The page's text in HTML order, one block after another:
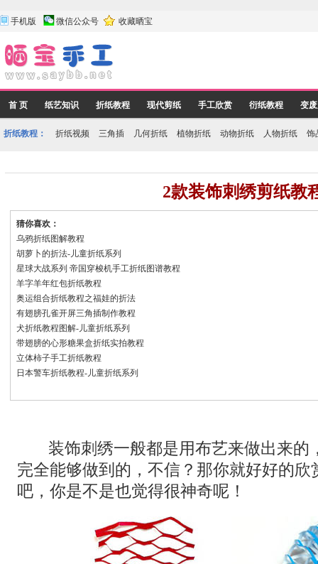
手机版 微信公众号 收藏晒宝
首 页 纸艺知识 折纸教程 现代剪纸 手工欣赏 衍纸教程 变
折纸教程： 折纸视频 三角插 几何折纸 植物折纸 动物折纸 人物折纸 饰
2款装饰刺绣剪纸教
猜你喜欢：
乌鸦折纸图解教程
胡萝卜的折法-儿童折纸系列
星球大战系列 帝国穿梭机手工折纸图谱教程
羊字羊年红包折纸教程
奥运组合折纸教程之福娃的折法
有翅膀孔雀开屏三角插制作教程
犬折纸教程图解-儿童折纸系列
带翅膀的心形糖果盒折纸实拍教程
立体柿子手工折纸教程
日本警车折纸教程-儿童折纸系列
装饰刺绣一般都是用布艺来做出来的
完全能够做到的，不信？那你就好好的欣
吧，你是不是也觉得很神奇呢！